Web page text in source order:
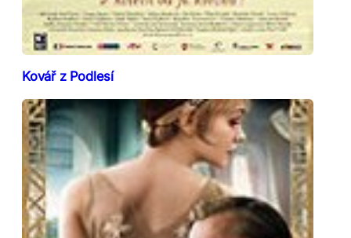
Kovář z Podlesí